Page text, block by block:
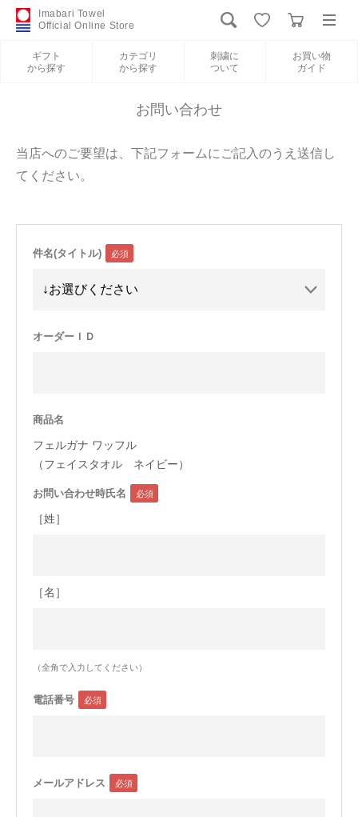
Imabari Towel
Official Online Store
ギフト
から探す
カテゴリ
から探す
刺繍に
ついて
お買い物
ガイド
新規会員登録
カテゴリから探す
お買い物ガイド
International Shipping
会員サービス
店舗リスト
ヘルプ
大量購入・法人向けの購入の方は
お問い合わせ
当店へのご要望は、下記フォームにご記入のうえ送信し
てください。
件名(タイトル)
オーダーＩＤ
商品名
フェルガナ ワッフル
（フェイスタオル ネイビー）
お問い合わせ時氏名
［姓］
［名］
（全角で入力してください）
電話番号
メールアドレス